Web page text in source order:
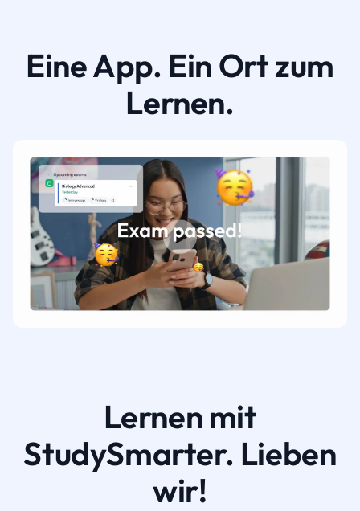
Eine App. Ein Ort zum
Lernen.
Lernen mit
StudySmarter. Lieben
wir!